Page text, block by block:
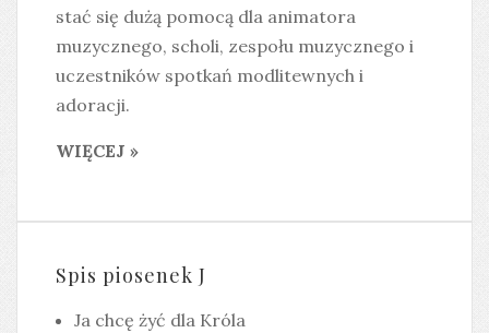
stać się dużą pomocą dla animatora
muzycznego, scholi, zespołu muzycznego i
uczestników spotkań modlitewnych i
adoracji.
WIĘCEJ »
Spis piosenek J
Ja chcę żyć dla Króla